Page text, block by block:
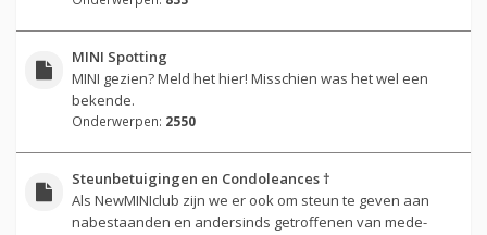
MINI Spotting
MINI gezien? Meld het hier! Misschien was het wel een
bekende.
Onderwerpen: 2550
Steunbetuigingen en Condoleances †
Als NewMINIclub zijn we er ook om steun te geven aan
nabestaanden en andersinds getroffenen van mede-